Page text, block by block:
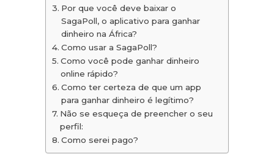
Por que você deve baixar o
SagaPoll, o aplicativo para ganhar
dinheiro na África?
Como usar a SagaPoll?
Como você pode ganhar dinheiro
online rápido?
Como ter certeza de que um app
para ganhar dinheiro é legítimo?
Não se esqueça de preencher o seu
perfil:
Como serei pago?